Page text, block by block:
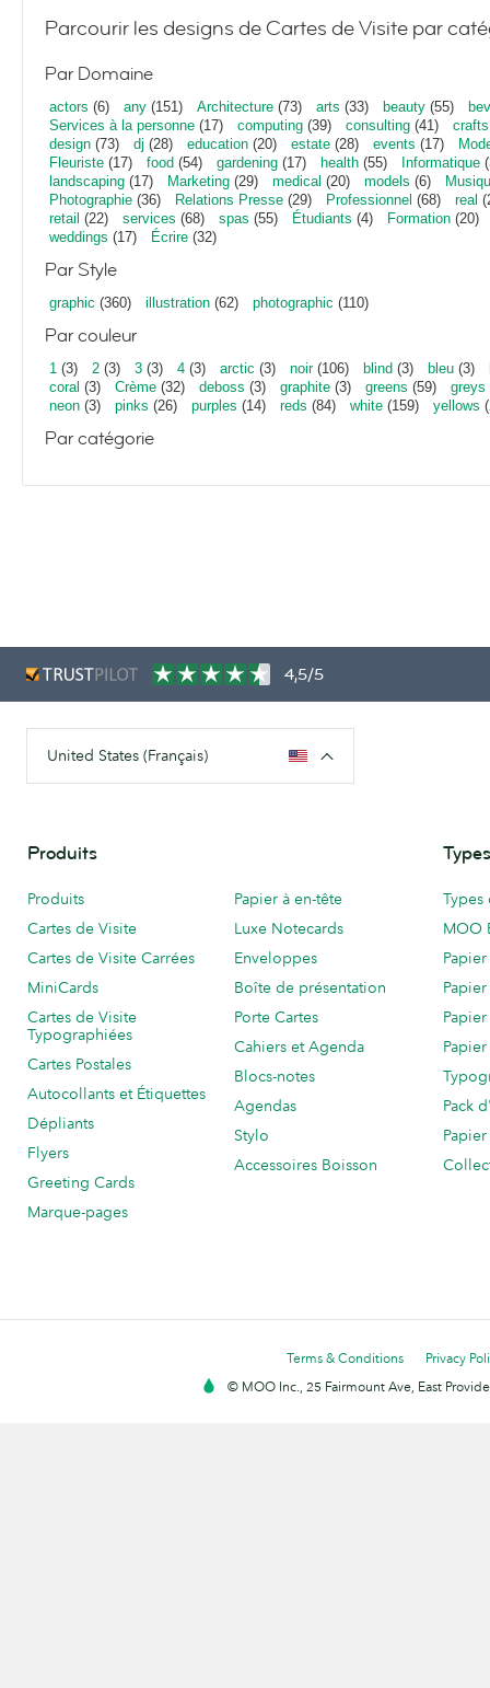
Parcourir les designs de Cartes de Visite par
Par Domaine
actors (6) any (151) Architecture (73) arts (33) beauty (55)
Services à la personne (17) computing (39) consulting (41) crafts
design (73) dj (28) education (20) estate (28) events (17)
Fleuriste (17) food (54) gardening (17) health (55) Informatique
landscaping (17) Marketing (29) medical (20) models (6)
Photographie (36) Relations Presse (29) Professionnel (68) real
retail (22) services (68) spas (55) Étudiants (4) Formation (20)
weddings (17) Écrire (32)
Par Style
graphic (360) illustration (62) photographic (110)
Par couleur
1 (3) 2 (3) 3 (3) 4 (3) arctic (3) noir(106) blind (3) bleu (3)
coral (3) Crème (32) deboss (3) graphite (3) greens (59) greys
neon (3) pinks (26) purples (14) reds (84) white (159) yellows
Par catégorie
4,5/5
United States (Français)
Produits
Produits
Cartes de Visite
Cartes de Visite Carrées
MiniCards
Cartes de Visite
Typographiées
Cartes Postales
Autocollants et Étiquettes
Dépliants
Flyers
Greeting Cards
Marque-pages
Papier à en-tête
Luxe Notecards
Enveloppes
Boîte de présentation
Porte Cartes
Cahiers et Agenda
Blocs-notes
Agendas
Stylo
Accessoires Boisson
MOO
Pack
Terms & Conditions
Privacy
© MOO Inc., 25 Fairmount Ave, East